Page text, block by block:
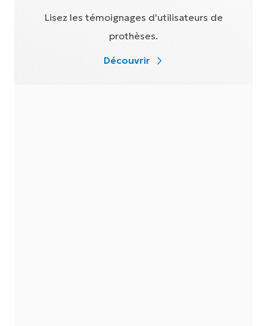
Lisez les témoignages d'utilisateurs de
prothèses.
Découvrir